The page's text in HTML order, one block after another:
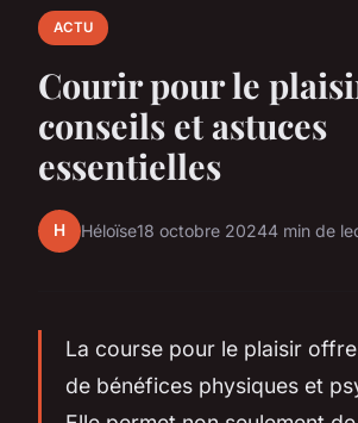
ACTU
Courir pour le
conseils et astuces
essentielles
H Héloïse18 octobre 20244 min de
La course pour le plaisir
de bénéfices physiques et